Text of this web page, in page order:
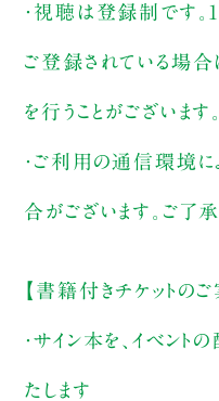
・視聴は登録制です
ご登録されている場
を行うことがございます
・ご利用の通信環境
合がございます。ご了承
【書籍付きチケットのご
・サイン本を、イベント
たします